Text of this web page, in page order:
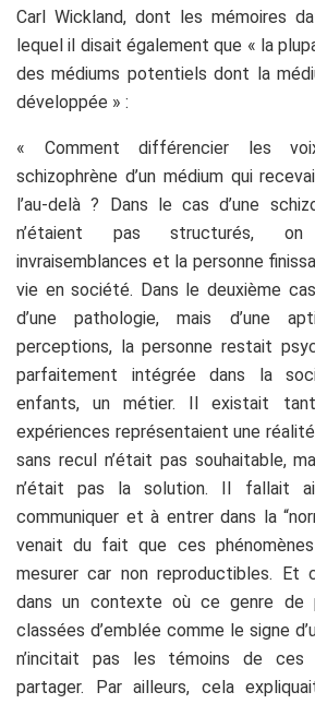
Carl Wickland, dont les mémoires
lequel il disait également que « la
des médiums potentiels dont la
développée » :
« Comment différencier les
schizophrène d’un médium qui
l’au-delà ? Dans le cas d’une
n’étaient pas structurés,
invraisemblances et la personne
vie en société. Dans le deuxième
d’une pathologie, mais d’une
perceptions, la personne restait
parfaitement intégrée dans la
enfants, un métier. Il existait
expériences représentaient une
sans recul n’était pas souhaitable,
n’était pas la solution. Il fallait
communiquer et à entrer dans la
venait du fait que ces
mesurer car non reproductibles. Et
dans un contexte où ce genre de
classées d’emblée comme le signe
n’incitait pas les témoins de ces
partager. Par ailleurs, cela